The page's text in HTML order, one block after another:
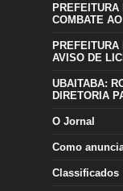
COMBATE
AVISO DE
UBAITABA:
DIRETORIA
O Jornal
Como
Classificados